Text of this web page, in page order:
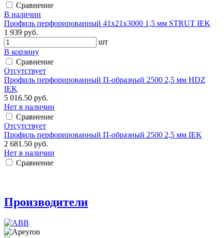
Сравнение
В наличии
Профиль перфорированный 41х21х3000 1,5 мм STRUT IEK
1 939 руб.
шт
В корзину
Сравнение
Отсутствует
Профиль перфорированный П-образный 2500 2,5 мм HDZ
IEK
5 016.50 руб.
Нет в наличии
Сравнение
Отсутствует
Профиль перфорированный П-образный 2500 2,5 мм IEK
2 681.50 руб.
Нет в наличии
Сравнение
Производители